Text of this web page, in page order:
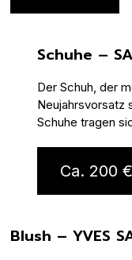
Schuhe –
Der Schuh, der
Neujahrsvorsatz
Schuhe tragen
Ca. 200 €
Blush – YVES